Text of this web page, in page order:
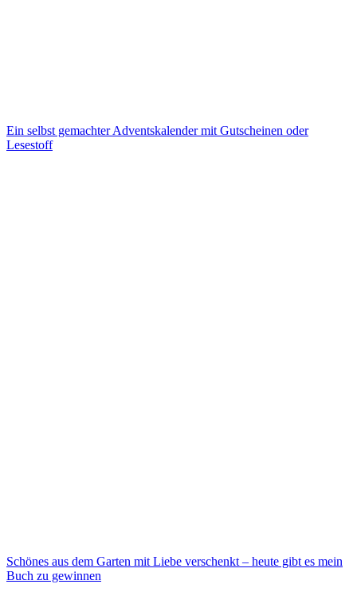
Ein selbst gemachter Adventskalender mit Gutscheinen oder
Lesestoff
Schönes aus dem Garten mit Liebe verschenkt – heute gibt es mein
Buch zu gewinnen